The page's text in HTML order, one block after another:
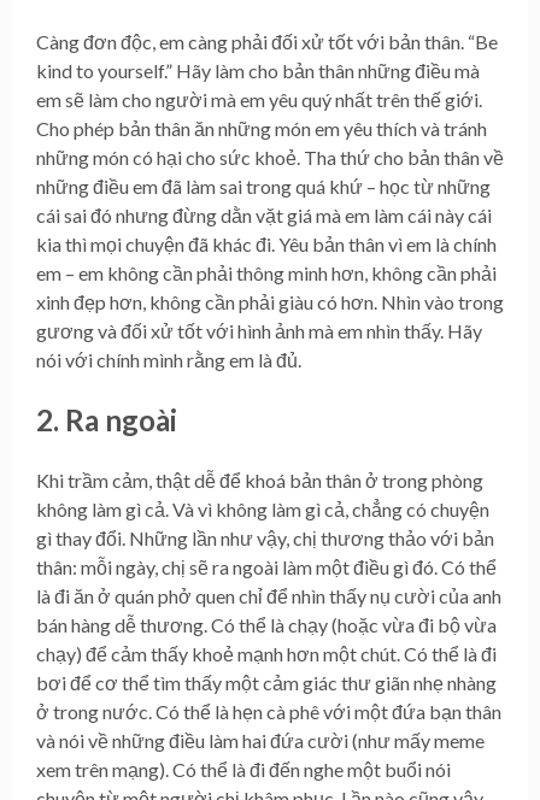
Càng đơn độc, em càng phải đối xử tốt với bản thân. “Be
kind to yourself.” Hãy làm cho bản thân những điều mà
em sẽ làm cho người mà em yêu quý nhất trên thế giới.
Cho phép bản thân ăn những món em yêu thích và tránh
những món có hại cho sức khoẻ. Tha thứ cho bản thân về
những điều em đã làm sai trong quá khứ – học từ những
cái sai đó nhưng đừng dằn vặt giá mà em làm cái này cái
kia thì mọi chuyện đã khác đi. Yêu bản thân vì em là chính
em – em không cần phải thông minh hơn, không cần phải
xinh đẹp hơn, không cần phải giàu có hơn. Nhìn vào trong
gương và đối xử tốt với hình ảnh mà em nhìn thấy. Hãy
nói với chính mình rằng em là đủ.
2. Ra ngoài
Khi trầm cảm, thật dễ để khoá bản thân ở trong phòng
không làm gì cả. Và vì không làm gì cả, chẳng có chuyện
gì thay đổi. Những lần như vậy, chị thương thảo với bản
thân: mỗi ngày, chị sẽ ra ngoài làm một điều gì đó. Có thể
là đi ăn ở quán phở quen chỉ để nhìn thấy nụ cười của anh
bán hàng dễ thương. Có thể là chạy (hoặc vừa đi bộ vừa
chạy) để cảm thấy khoẻ mạnh hơn một chút. Có thể là đi
bơi để cơ thể tìm thấy một cảm giác thư giãn nhẹ nhàng
ở trong nước. Có thể là hẹn cà phê với một đứa bạn thân
và nói về những điều làm hai đứa cười (như mấy meme
xem trên mạng). Có thể là đi đến nghe một buổi nói